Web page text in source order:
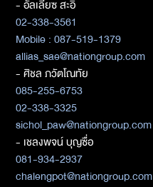
- อัลเลียซ สะอิ
02-338-3561
Mobile : 087-519-1379
allias_sae@nationgroup.com
- ศิชล ภวัตโณทัย
085-255-6753
02-338-3325
sichol_paw@nationgroup.com
- เชลงพจน์ บุญซื่อ
081-934-2937
chalengpot@nationgroup.com